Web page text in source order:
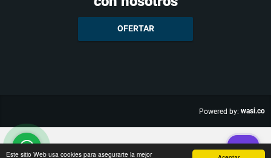
Este sitio Web usa cookies para asegurarte la mejor
OFERTAR
Powered by: wasi.co